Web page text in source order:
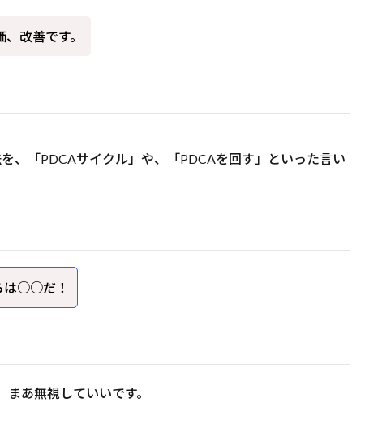
改善です。
、「PDCAサイクル」や、「PDCAを回す」といった言い
は○○だ！
あ無視していいです。